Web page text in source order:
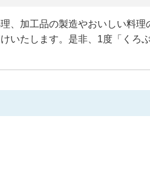
、加工品の製造やおいしい料理
いたします。是非、1度「くろ